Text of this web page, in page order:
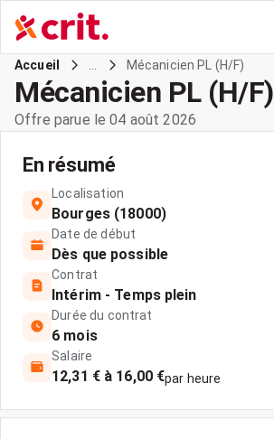
Accueil Mécanicien PL (H/F)
Mécanicien PL (H/F)
Offre parue le 04 août 2026
En résumé
Localisation
Bourges (18000)
Date de début
Dès que possible
Contrat
Intérim - Temps plein
Durée du contrat
6 mois
Salaire
12,31 € à 16,00 €par heure